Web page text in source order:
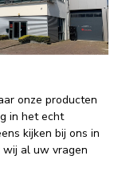
onze producten
in het echt
kijken bij ons in
al uw vragen